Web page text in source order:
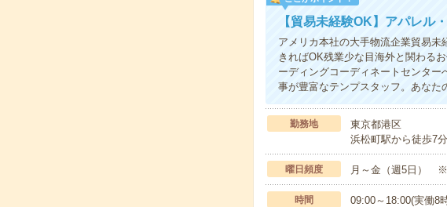
【貿易未経験OK】アパレル
アメリカ本社の大手物流企業貿易
きればOK残業少な目海外と関わる
ーディングコーディネートセンタ
事が豊富なテンプスタッフ。あなた
勤務地
東京都港区
浜松町駅から徒歩7
曜日頻度 月～金（週5日） ※
時間 09:00～18:00(実働